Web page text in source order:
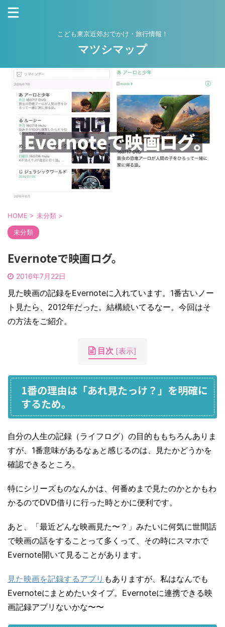
こども東京近郊おでかけ・旅行情報！
マツシマップ
HOME > 未分類 >
未分類
Evernoteで映画ログ。
2016年7月22日
見た映画の記録をEvernoteに入れています。1番古いノー
ト見たら、2012年だった。結構続いてるなー。今回はそ
の方法をご紹介。
目次 [表示]
1番の理由は「あれ見たっけ？」を明確に
するため。
自分の人生の記録（ライフログ）の目的ももちろんありま
すが、1番意味があるなぁと感じるのは、見たかどうかを
確認できるところ。
特にシリーズものなんかは、何番めまで見たのかとかもわ
かるのでDVD借りに行った時とかに便利です。
あと、「最近どんな映画見た〜？」みたいに何気に世間話
で映画の話をすることって多くって、その時にスマホで
Evernote開いて見ることがあります。
見た映画を記録するアプリ もありますが、私はなんでも
Evernoteにまとめたいタイプ。Evernoteに連携できる映
画記録アプリないかな〜〜